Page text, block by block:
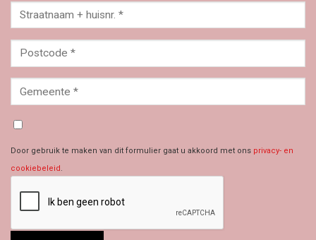
Door gebruik te maken van dit formulier gaat u akkoord met ons privacy- en
cookiebeleid.